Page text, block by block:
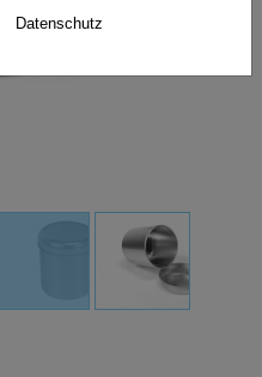
Datenschutz